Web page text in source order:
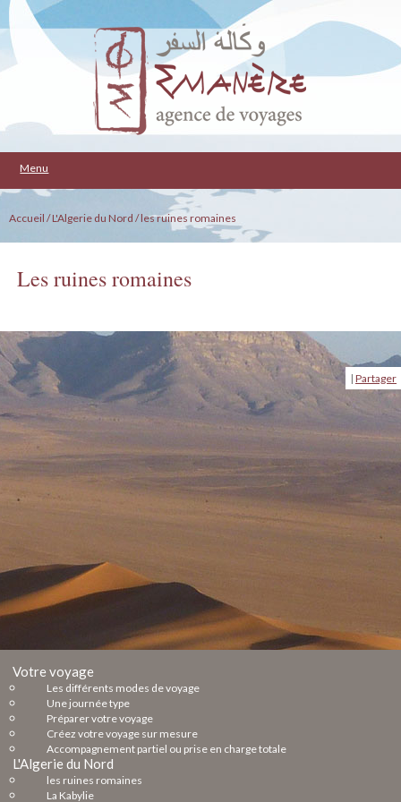
Menu
Accueil / L'Algerie du Nord / les ruines romaines
Les ruines romaines
| Partager
Votre voyage
Les différents modes de voyage
Une journée type
Préparer votre voyage
Créez votre voyage sur mesure
Accompagnement partiel ou prise en charge totale
L'Algerie du Nord
les ruines romaines
La Kabylie